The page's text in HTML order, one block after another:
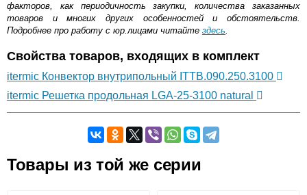
факторов, как периодичность закупки, количества заказанных
товаров и многих других особенностей и обстоятельств.
Подробнее про работу с юр.лицами читайте здесь.
Свойства товаров, входящих в комплект
itermic Конвектор внутрипольный ITTB.090.250.3100
itermic Решетка продольная LGA-25-3100 natural
Оставьте отзыв
Товары из той же серии